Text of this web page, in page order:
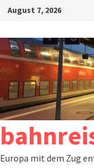
Zum
springen
August 7, 2026
Europa mit dem Zug